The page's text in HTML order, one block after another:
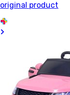
original product